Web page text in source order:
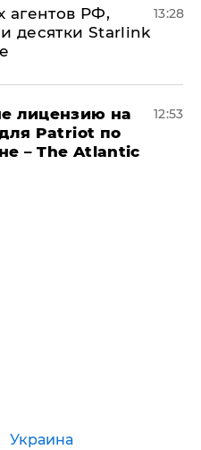
агентов РФ,
десятки Starlink
13:28
лицензию на
Patriot по
– The Atlantic
12:53
Украина